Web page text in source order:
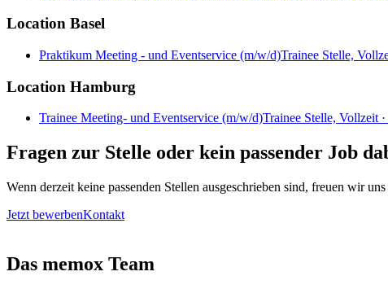
Location Basel
Praktikum Meeting - und Eventservice (m/w/d)Trainee Stelle,
Location Hamburg
Trainee Meeting- und Eventservice (m/w/d)Trainee Stelle, Vollzeit
Fragen zur Stelle oder kein passender Job
Wenn derzeit keine passenden Stellen ausgeschrieben sind, freuen wir
Jetzt bewerbenKontakt
Das memox Team